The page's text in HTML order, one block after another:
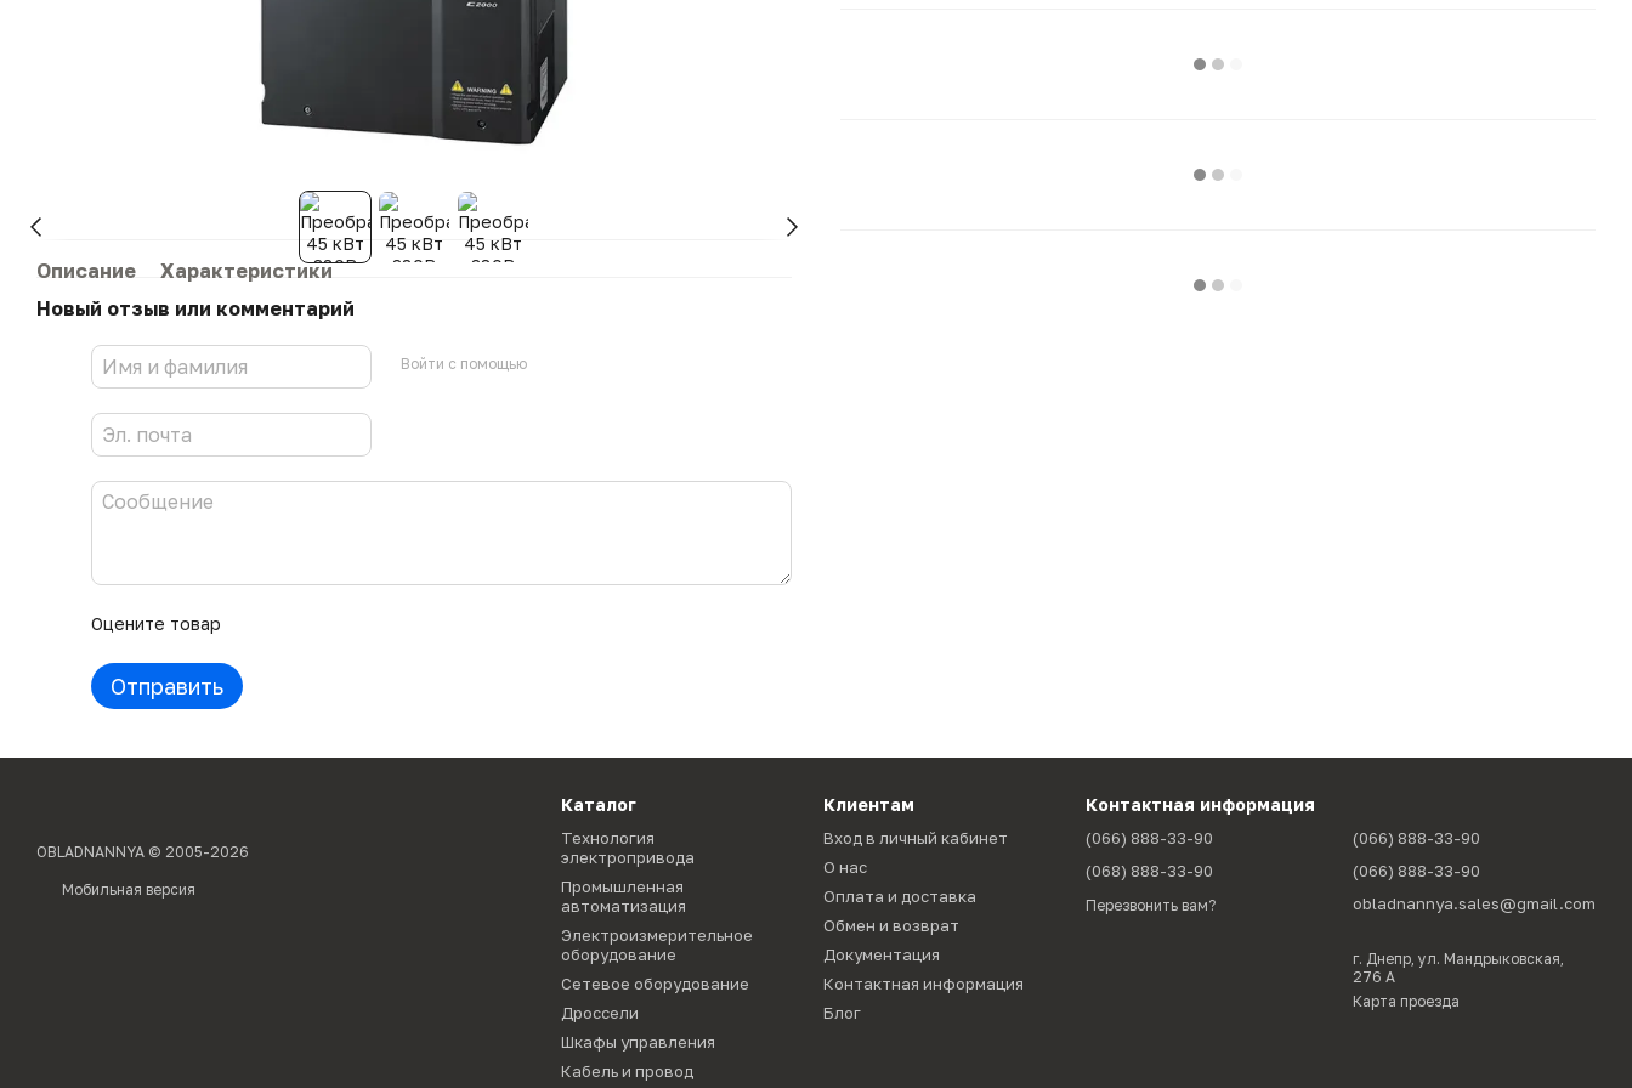
Описание
Характеристики
Новый отзыв или комментарий
Войти с помощью
Оцените товар
Отправить
OBLADNANNYA © 2005-2026
Мобильная версия
Каталог
Технология
электропривода
Промышленная
автоматизация
Электроизмерительное
оборудование
Сетевое оборудование
Дроссели
Шкафы управления
Кабель и провод
Клиентам
Вход в личный кабинет
О нас
Оплата и доставка
Обмен и возврат
Документация
Контактная информация
Блог
Контактная информация
(066) 888-33-90
(068) 888-33-90
Перезвонить вам?
(066) 888-33-90
(066) 888-33-90
obladnannya.sales@gmail.com
г. Днепр, ул. Мандрыковская,
276 А
Карта проезда